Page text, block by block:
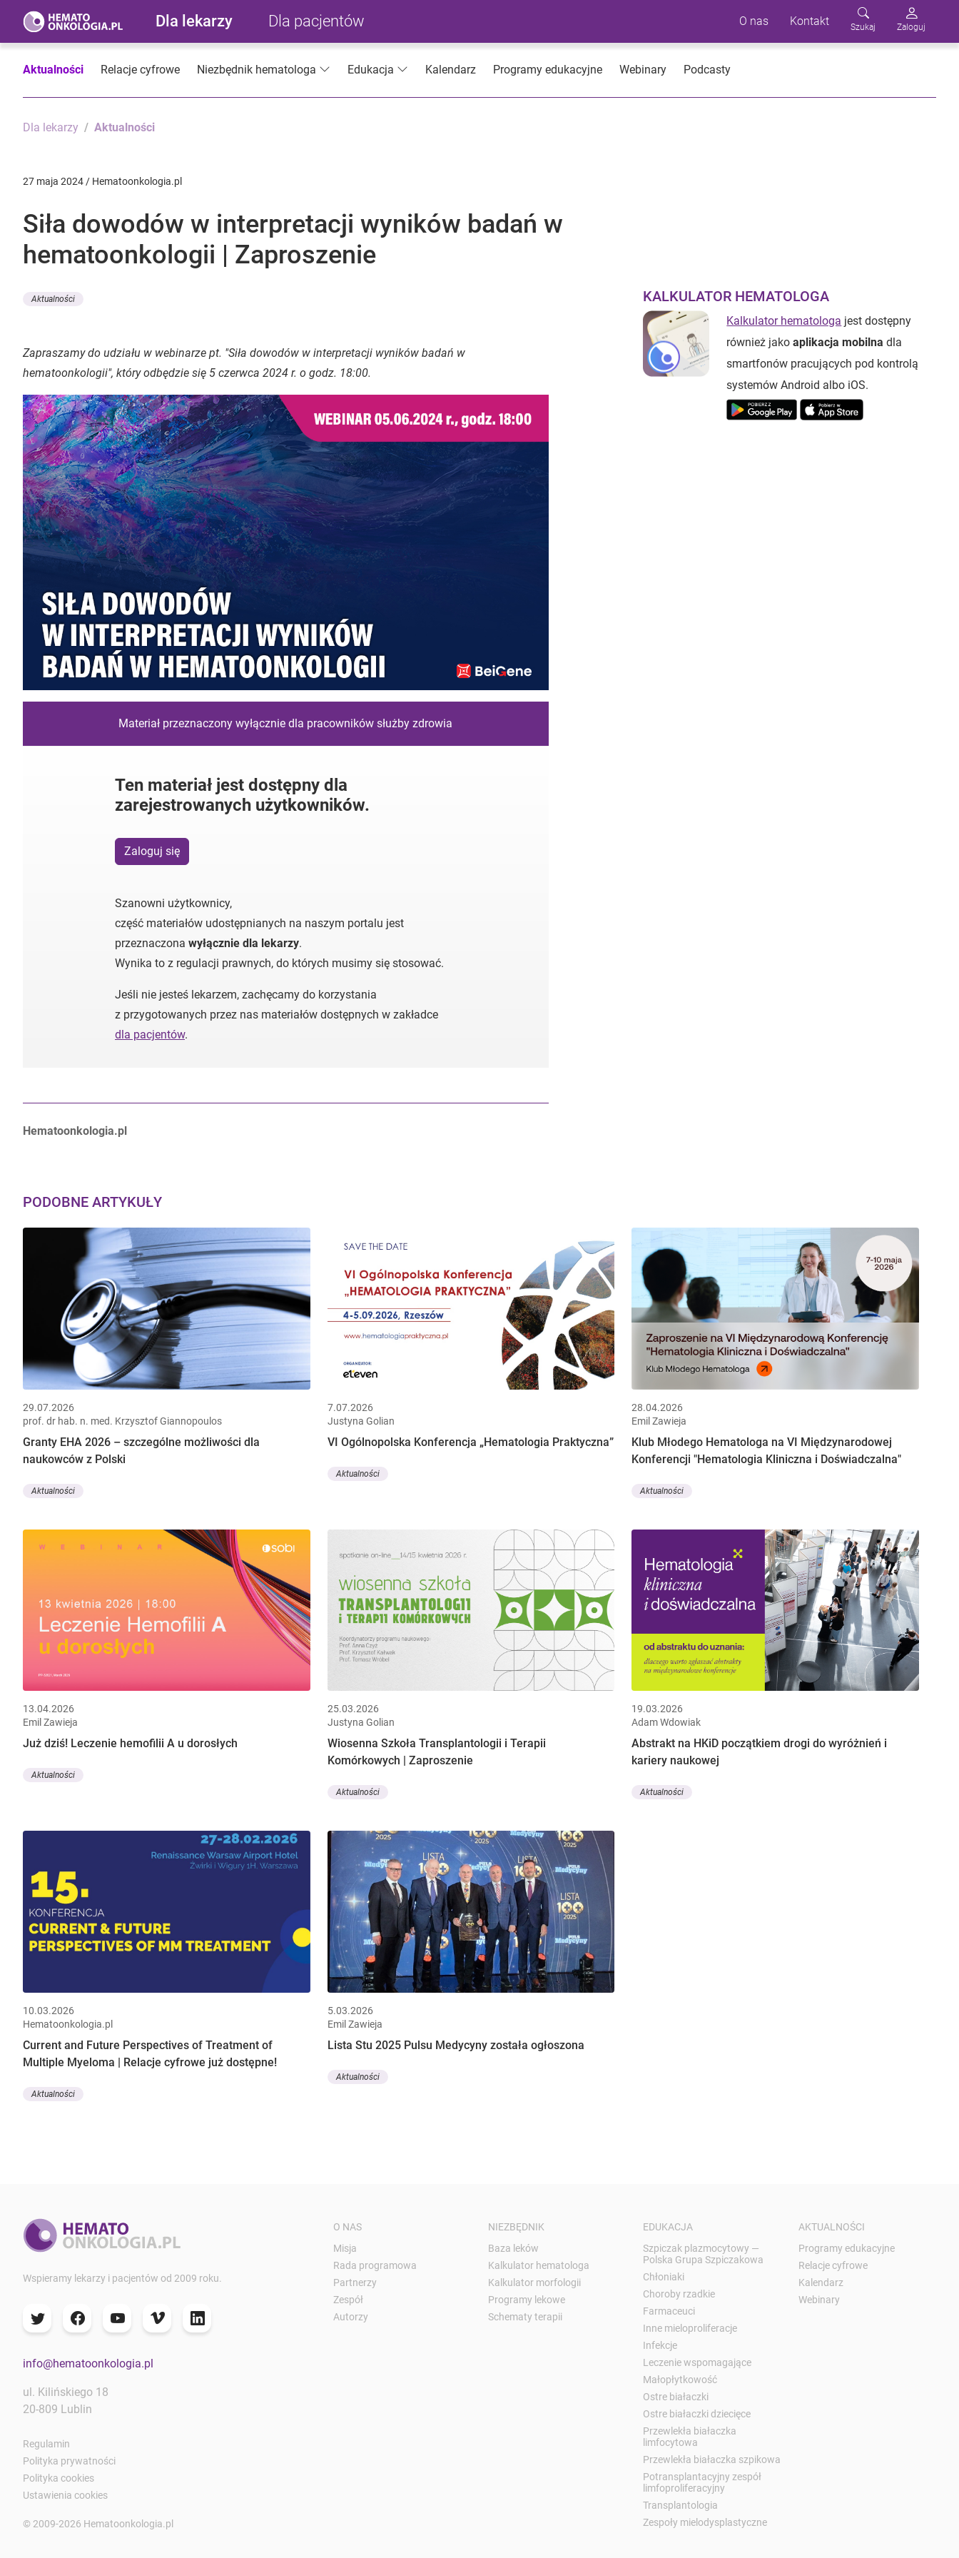
Dla lekarzy Dla pacjentów O nas Kontakt Szukaj Zaloguj
Aktualności Relacje cyfrowe Niezbędnik hematologa Edukacja Kalendarz Programy edukacyjne Webinary Podcasty
Dla lekarzy Aktualności
27 maja 2024 / Hematoonkologia.pl
Siła dowodów w interpretacji wyników badań w
hematoonkologii | Zaproszenie
Aktualności
Zapraszamy do udziału w webinarze pt. "Siła dowodów w interpretacji wyników badań w
hematoonkologii", który odbędzie się 5 czerwca 2024 r. o godz. 18:00.
Materiał przeznaczony wyłącznie dla pracowników służby zdrowia
Ten materiał jest dostępny dla
zarejestrowanych użytkowników.
Zaloguj się
Szanowni użytkownicy,
część materiałów udostępnianych na naszym portalu jest
przeznaczona wyłącznie dla lekarzy.
Wynika to z regulacji prawnych, do których musimy się stosować.
Jeśli nie jesteś lekarzem, zachęcamy do korzystania
z przygotowanych przez nas materiałów dostępnych w zakładce
dla pacjentów.
Autorzy:
Hematoonkologia.pl
KALKULATOR HEMATOLOGA
Kalkulator hematologa jest dostępny
również jakoaplikacja mobilna dla
smartfonów pracujących pod kontrolą
systemów Android albo iOS.
PODOBNE ARTYKUŁY
29.07.2026
prof. dr hab. n. med. Krzysztof Giannopoulos
Granty EHA 2026 – szczególne możliwości dla
naukowców z Polski
Aktualności
7.07.2026
Justyna Golian
VI Ogólnopolska Konferencja „Hematologia Praktyczna”
Aktualności
28.04.2026
Emil Zawieja
Klub Młodego Hematologa na VI Międzynarodowej
Konferencji "Hematologia Kliniczna i Doświadczalna"
Aktualności
13.04.2026
Emil Zawieja
Już dziś! Leczenie hemofilii A u dorosłych
Aktualności
25.03.2026
Justyna Golian
Wiosenna Szkoła Transplantologii i Terapii
Komórkowych | Zaproszenie
Aktualności
19.03.2026
Adam Wdowiak
Abstrakt na HKiD początkiem drogi do wyróżnień i
kariery naukowej
Aktualności
10.03.2026
Hematoonkologia.pl
Current and Future Perspectives of Treatment of
Multiple Myeloma | Relacje cyfrowe już dostępne!
Aktualności
5.03.2026
Emil Zawieja
Lista Stu 2025 Pulsu Medycyny została ogłoszona
Aktualności
Wspieramy lekarzy i pacjentów od 2009 roku.
info@hematoonkologia.pl
ul. Kilińskiego 18
20-809 Lublin
Regulamin
Polityka prywatności
Polityka cookies
Ustawienia cookies
© 2009-2026 Hematoonkologia.pl
O NAS
Misja
Rada programowa
Partnerzy
Zespół
Autorzy
NIEZBĘDNIK
Baza leków
Kalkulator hematologa
Kalkulator morfologii
Programy lekowe
Schematy terapii
EDUKACJA
Szpiczak plazmocytowy —
Polska Grupa Szpiczakowa
Chłoniaki
Choroby rzadkie
Farmaceuci
Inne mieloproliferacje
Infekcje
Leczenie wspomagające
Małopłytkowość
Ostre białaczki
Ostre białaczki dziecięce
Przewlekła białaczka
limfocytowa
Przewlekła białaczka szpikowa
Potransplantacyjny zespół
limfoproliferacyjny
Transplantologia
Zespoły mielodysplastyczne
AKTUALNOŚCI
Programy edukacyjne
Relacje cyfrowe
Kalendarz
Webinary